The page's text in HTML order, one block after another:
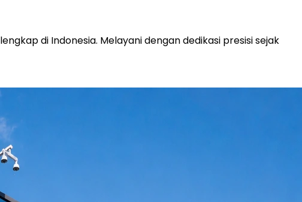
di Indonesia. Melayani dengan dedikasi presisi sejak